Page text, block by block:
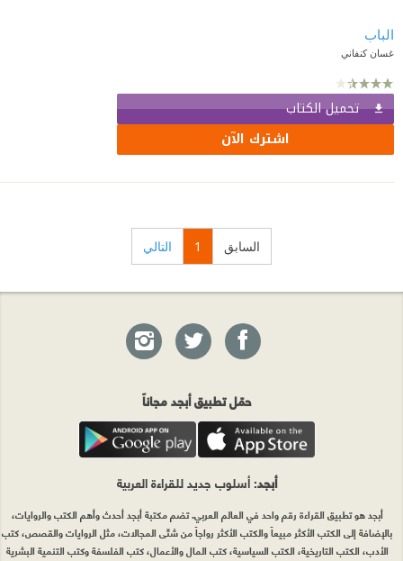
الباب
غسان كنفاني
تحميل الكتاب
اشترك الآن
السابق 1 التالي
حمّل تطبيق أبجد مجاناً
أبجد: أسلوب جديد للقراءة العربية
أبجد هو تطبيق القراءة رقم واحد في العالم العربي. تضم مكتبة أبجد أحدث وأهم الكتب والروايات،
بالإضافة إلى الكتب الأكثر مبيعاً والكتب الأكثر رواجاً من شتّى المجالات، مثل الروايات والقصص، كتب
الأدب، الكتب التاريخية، الكتب السياسية، كتب المال والأعمال، كتب الفلسفة وكتب التنمية البشرية